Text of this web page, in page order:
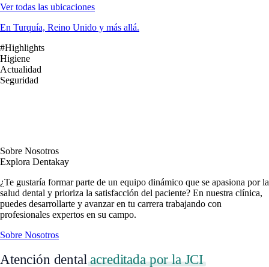
Ver todas las ubicaciones
En Turquía, Reino Unido y más allá.
#Highlights
Higiene
Actualidad
Seguridad
Sobre Nosotros
Explora Dentakay
¿Te gustaría formar parte de un equipo dinámico que se apasiona por la
salud dental y prioriza la satisfacción del paciente? En nuestra clínica,
puedes desarrollarte y avanzar en tu carrera trabajando con
profesionales expertos en su campo.
Sobre Nosotros
Atención dentalacreditada por la JCI